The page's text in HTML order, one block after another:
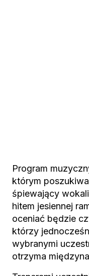
Program
którym
śpiewający
hitem jesiennej
oceniać będzie
którzy
wybranymi
otrzyma